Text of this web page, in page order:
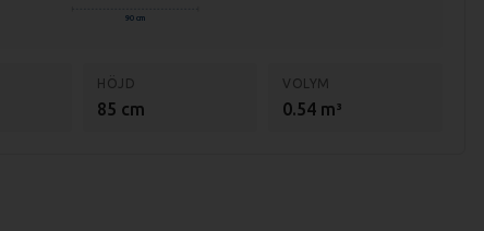
90 cm
HÖJD
85 cm
VOLYM
0.54 m³